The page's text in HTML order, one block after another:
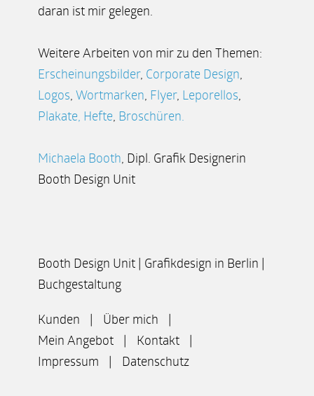
daran ist mir gelegen.
Weitere Arbeiten von mir zu den Themen:
Erscheinungsbilder, Corporate Design,
Logos, Wortmarken, Flyer, Leporellos,
Plakate, Hefte, Broschüren.
Michaela Booth, Dipl. Grafik Designerin
Booth Design Unit
Booth Design Unit | Grafikdesign in Berlin |
Buchgestaltung
Kunden
Über mich
Mein Angebot
Kontakt
Impressum
Datenschutz